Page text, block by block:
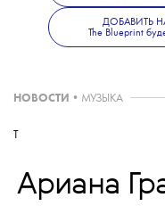
зарубежные
но и
Technologies, в
в трансформации
в
не сработает.
ДОБАВИТЬ
The Blueprint
НОВОСТИ • МУЗЫКА
T
Ариана